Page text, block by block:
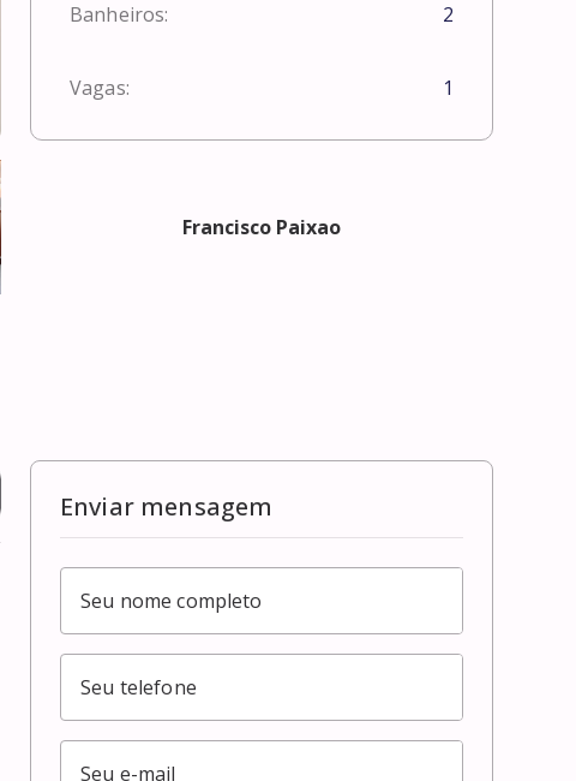
Banheiros: 2
Vagas: 1
Francisco Paixao
Enviar mensagem